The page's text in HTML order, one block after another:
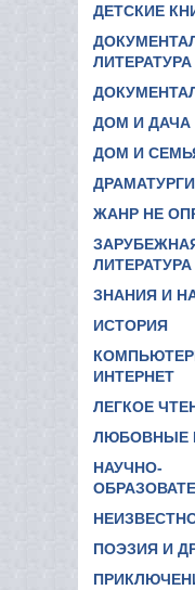
ДЕТСКИЕ
ЛИТЕРАТУРА
ДОМ И ДАЧА
ДОМ И
ЖАНР НЕ
ЛИТЕРАТУРА
ЗНАНИЯ И
ИСТОРИЯ
ИНТЕРНЕТ
ЛЕГКОЕ
ЛЮБОВНЫЕ
НАУЧНО-
ПОЭЗИЯ И